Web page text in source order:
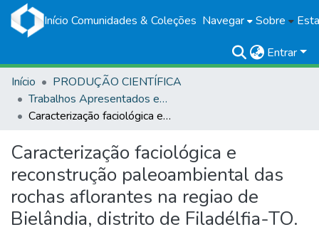
Início Comunidades & Coleções Navegar Sobre
Entrar
Início
PRODUÇÃO CIENTÍFICA
Trabalhos Apresentados em Eventos
Caracterização faciológica e reconstrução paleoambiental das rochas aflorantes na regiao de Bielândia, distrito de Filadélfia-TO.
Caracterização faciológica e
reconstrução paleoambiental das
rochas aflorantes na regiao de
Bielândia, distrito de Filadélfia-TO.